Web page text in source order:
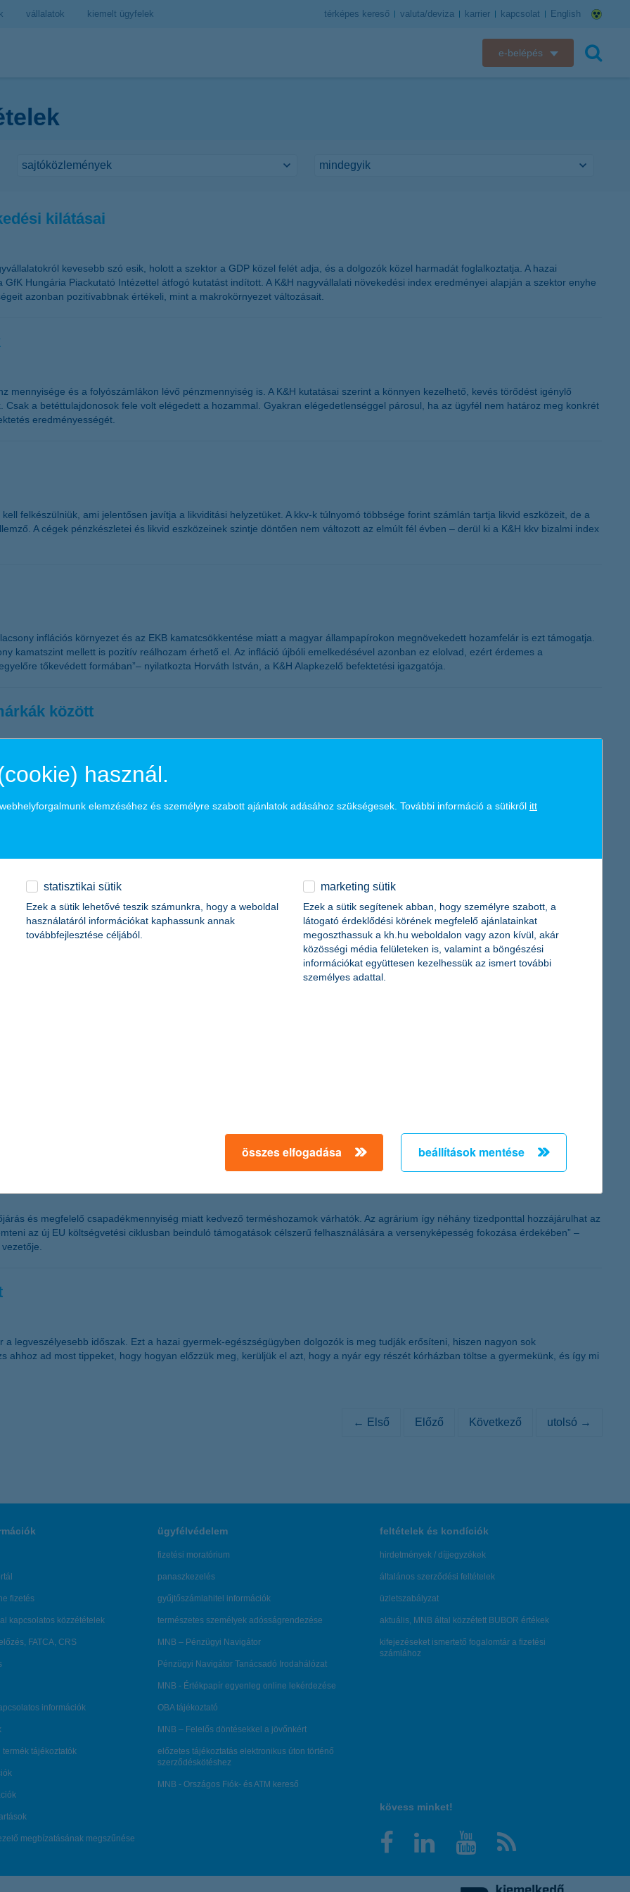
vállalatok kiemelt ügyfelek térképes kereső valuta/deviza karrier kapcsolat English
e-belépés
kilátásai
kevesebb szó esik, holott a szektor a GDP közel felét adja, és a dolgozók közel harmadát foglalkoztatja. A hazai
Hungária Piackutató Intézettel átfogó kutatást indított. A K&H nagyvállalati növekedési index eredményei alapján a szektor enyhe
azonban pozitívabbnak értékeli, mint a makrokörnyezet változásait.
mennyisége és a folyószámlákon lévő pénzmennyiség is. A K&H kutatásai szerint a könnyen kezelhető, kevés törődést igénylő
a betéttulajdonosok fele volt elégedett a hozammal. Gyakran elégedetlenséggel párosul, ha az ügyfél nem határoz meg konkrét
eredményességét.
felkészülniük, ami jelentősen javítja a likviditási helyzetüket. A kkv-k túlnyomó többsége forint számlán tartja likvid eszközeit, de a
A cégek pénzkészletei és likvid eszközeinek szintje döntően nem változott az elmúlt fél évben – derül ki a K&H kkv bizalmi index
inflációs környezet és az EKB kamatcsökkentése miatt a magyar állampapírokon megnövekedett hozamfelár is ezt támogatja.
kamatszint mellett is pozitív reálhozam érhető el. Az infláció újbóli emelkedésével azonban ez elolvad, ezért érdemes a
tőkevédett formában”– nyilatkozta Horváth István, a K&H Alapkezelő befektetési igazgatója.
között
pénzügyi segítségért. Jellemzően 25.000 forint alatti összeget kértek kölcsön, derül ki a K&H pályakezdők jóléti indexe
és megfelelő csapadékmennyiség miatt kedvező terméshozamok várhatók. Az agrárium így néhány tizedponttal hozzájárulhat az
az új EU költségvetési ciklusban beinduló támogatások célszerű felhasználására a versenyképesség fokozása érdekében” –
legveszélyesebb időszak. Ezt a hazai gyermek-egészségügyben dolgozók is meg tudják erősíteni, hiszen nagyon sok
ahhoz ad most tippeket, hogy hogyan előzzük meg, kerüljük el azt, hogy a nyár egy részét kórházban töltse a gyermekünk, és így mi
← Első Előző Következő utolsó →
fizetés
kapcsolatos közzétételek
FATCA, CRS
információk
termék tájékoztatók
megbízatásának megszűnése
ügyfélvédelem
fizetési moratórium
panaszkezelés
gyűjtőszámlahitel információk
természetes személyek adósságrendezése
MNB – Pénzügyi Navigátor
Pénzügyi Navigátor Tanácsadó Irodahálózat
MNB - Értékpapír egyenleg online lekérdezése
OBA tájékoztató
MNB – Felelős döntésekkel a jövőnkért
előzetes tájékoztatás elektronikus úton történő
szerződéskötéshez
MNB - Országos Fiók- és ATM kereső
feltételek és kondíciók
hirdetmények / díjjegyzékek
általános szerződési feltételek
üzletszabályzat
aktuális, MNB által közzétett BUBOR értékek
kifejezéseket ismertető fogalomtár a fizetési
számlához
kövess minket!
használ.
elemzéséhez és személyre szabott ajánlatok adásához szükségesek. További információ a sütikről itt
statisztikai sütik
Ezek a sütik lehetővé teszik számunkra, hogy a weboldal
használatáról információkat kaphassunk annak
továbbfejlesztése céljából.
marketing sütik
Ezek a sütik segítenek abban, hogy személyre szabott, a
látogató érdeklődési körének megfelelő ajánlatainkat
megoszthassuk a kh.hu weboldalon vagy azon kívül, akár
közösségi média felületeken is, valamint a böngészési
információkat együttesen kezelhessük az ismert további
személyes adattal.
összes elfogadása beállítások mentése